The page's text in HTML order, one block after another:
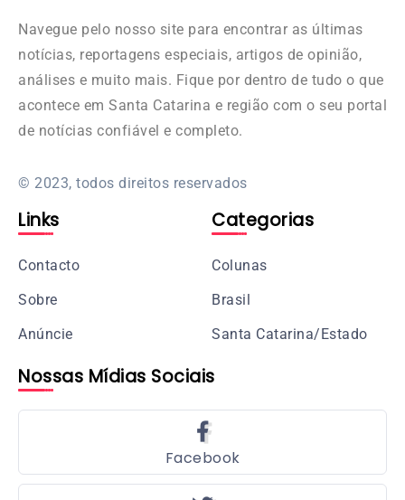
Navegue pelo nosso site para encontrar as últimas
notícias, reportagens especiais, artigos de opinião,
análises e muito mais. Fique por dentro de tudo o que
acontece em Santa Catarina e região com o seu portal
de notícias confiável e completo.
© 2023, todos direitos reservados
Links
Contacto
Sobre
Anúncie
Categorias
Colunas
Brasil
Santa Catarina/Estado
Nossas Mídias Sociais
Facebook